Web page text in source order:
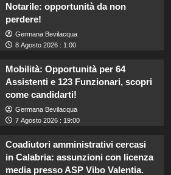
Notarile: opportunità da non
perdere!
Germana Bevilacqua
8 Agosto 2026 : 1:00
Mobilità: Opportunità per 64
Assistenti e 123 Funzionari, scopri
come candidarti!
Germana Bevilacqua
7 Agosto 2026 : 19:00
Coadiutori amministrativi cercasi
in Calabria: assunzioni con licenza
media presso ASP Vibo Valentia.